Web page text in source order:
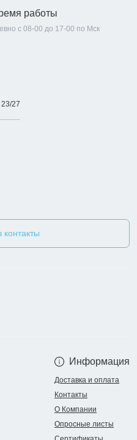
работы
с 08-00 до 17-00 по Мск
23/27
контакты
Информация
Доставка и оплата
Контакты
О Компании
Опросные листы